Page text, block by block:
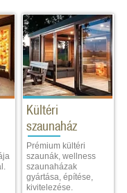
Kültéri
szaunaház
Prémium kültéri
szaunák, wellness
szaunaházak
gyártása, építése,
kivitelezése.